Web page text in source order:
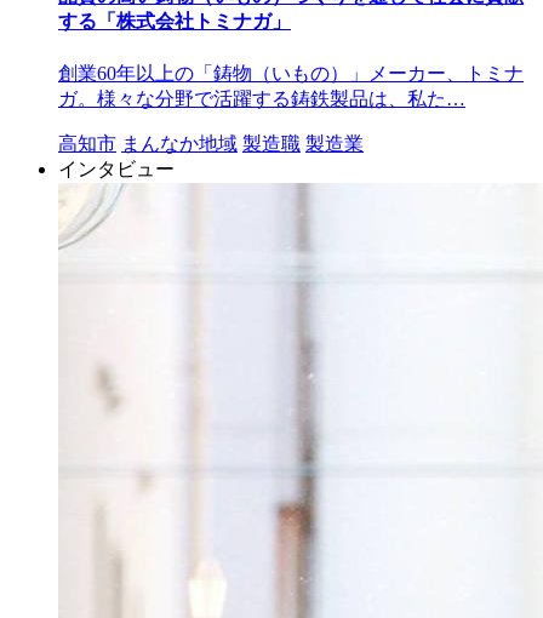
する「株式会社トミナガ」
創業60年以上の「鋳物（いもの）」メーカー、トミナ
ガ。様々な分野で活躍する鋳鉄製品は、私た…
高知市 まんなか地域 製造職 製造業
インタビュー